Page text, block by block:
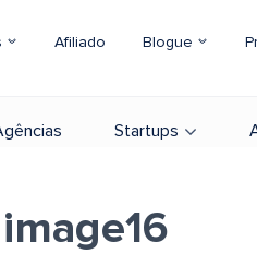
Afiliado Blogue
Startups
image16